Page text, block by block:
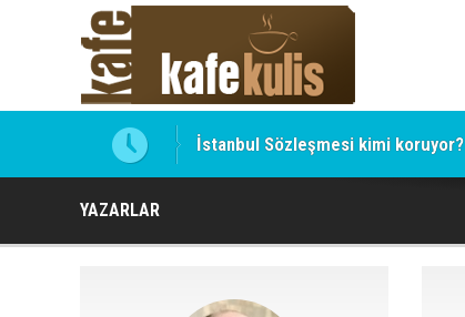
İstanbul Sözleşmesi kimi koruyor?
YAZARLAR